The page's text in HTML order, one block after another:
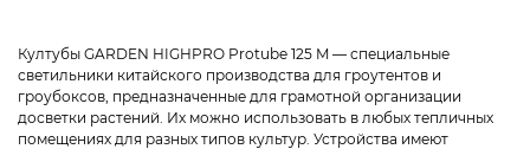
Култубы GARDEN HIGHPRO Protube 125 M — специальные
светильники китайского производства для гроутентов и
гроубоксов, предназначенные для грамотной организации
досветки растений. Их можно использовать в любых тепличных
помещениях для разных типов культур. Устройства имеют